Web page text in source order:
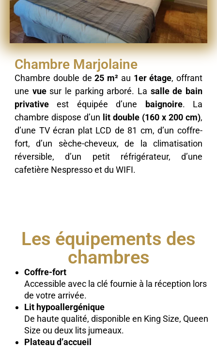
Chambre Marjolaine
Chambre double de25 m² au 1er étage, offrant
une vuesur le parking arboré. La salle de bain
privative est équipée d’une baignoire. La
chambre dispose d’un lit double (160 x 200 cm),
d’une TV écran plat LCD de 81 cm, d’un coffre-
fort, d’un sèche-cheveux, de la climatisation
réversible, d’un petit réfrigérateur, d’une
cafetière Nespresso et du WIFI.
Les équipements des
chambres
Coffre-fort
Accessible avec la clé fournie à la réception lors
de votre arrivée.
Lit hypoallergénique
De haute qualité, disponible en King Size, Queen
Size ou deux lits jumeaux.
Plateau d’accueil